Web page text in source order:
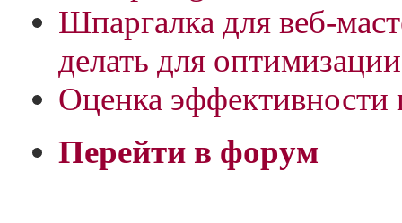
Шпаргалка для веб-
делать для
Оценка эффективности
Перейти в форум